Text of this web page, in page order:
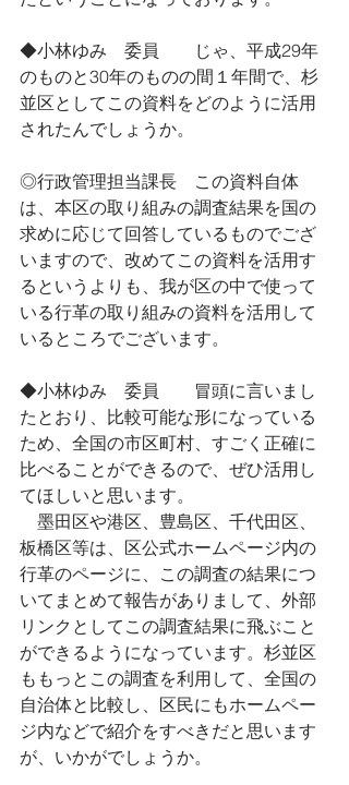
◆小林ゆみ　委員　　じゃ、平成29年
のものと30年のものの間１年間で、杉
並区としてこの資料をどのように活用
されたんでしょうか。
◎行政管理担当課長　この資料自体
は、本区の取り組みの調査結果を国の
求めに応じて回答しているものでござ
いますので、改めてこの資料を活用す
るというよりも、我が区の中で使って
いる行革の取り組みの資料を活用して
いるところでございます。
◆小林ゆみ　委員　　冒頭に言いまし
たとおり、比較可能な形になっている
ため、全国の市区町村、すごく正確に
比べることができるので、ぜひ活用し
てほしいと思います。
墨田区や港区、豊島区、千代田区、
板橋区等は、区公式ホームページ内の
行革のページに、この調査の結果につ
いてまとめて報告がありまして、外部
リンクとしてこの調査結果に飛ぶこと
ができるようになっています。杉並区
ももっとこの調査を利用して、全国の
自治体と比較し、区民にもホームペー
ジ内などで紹介をすべきだと思います
が、いかがでしょうか。